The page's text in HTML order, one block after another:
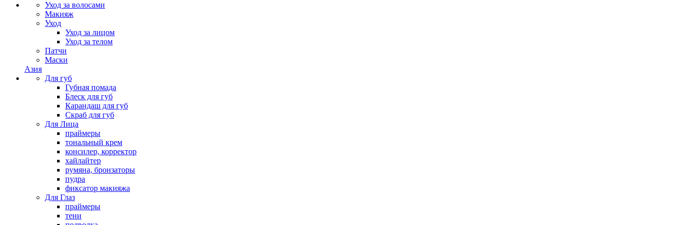
Уход за волосами
Макияж
Уход
Уход за лицом
Уход за телом
Патчи
Маски
Азия
Для губ
Губная помада
Блеск для губ
Карандаш для губ
Скраб для губ
Для Лица
праймеры
тональный крем
консилер, корректор
хайлайтер
румяна, бронзаторы
пудра
фиксатор макияжа
Для Глаз
праймеры
тени